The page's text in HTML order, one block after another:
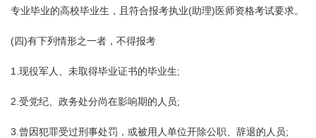
专业毕业的高校毕业生，且符合报考执业(助理)医师资格考试要求。
(四)有下列情形之一者，不得报考
1.现役军人、未取得毕业证书的毕业生;
2.受党纪、政务处分尚在影响期的人员;
3.曾因犯罪受过刑事处罚，或被用人单位开除公职、辞退的人员;